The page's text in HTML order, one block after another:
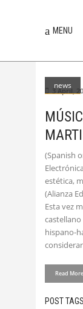
MENU
news
3 April,
(Spanish
estética,
(Alianza
Esta vez
hispano-
Read More
POST